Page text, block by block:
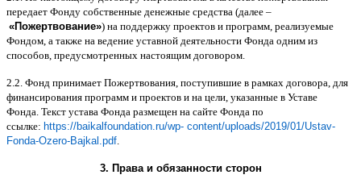
передает Фонду собственные денежные средства (далее –
«Пожертвование») на поддержку проектов и программ реализуемые
Фондом а также на ведение уставной деятельности Фонда одним из
способов предусмотренных настоящим договором
2.2. Фонд принимает Пожертвования поступившие в рамках договора для
финансирования программ и проектов и на цели указанные в Уставе
Фонда Текст устава Фонда размещен на сайте Фонда по
ссылке: https://baikalfoundation.ru/wp- content/uploads/2019/01/Ustav-
Fonda-Ozero-Bajkal.pdf
3. Права и обязанности сторон